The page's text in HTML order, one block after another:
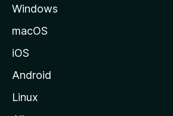
d
o
z
Windows
macOS
iOS
Android
Linux